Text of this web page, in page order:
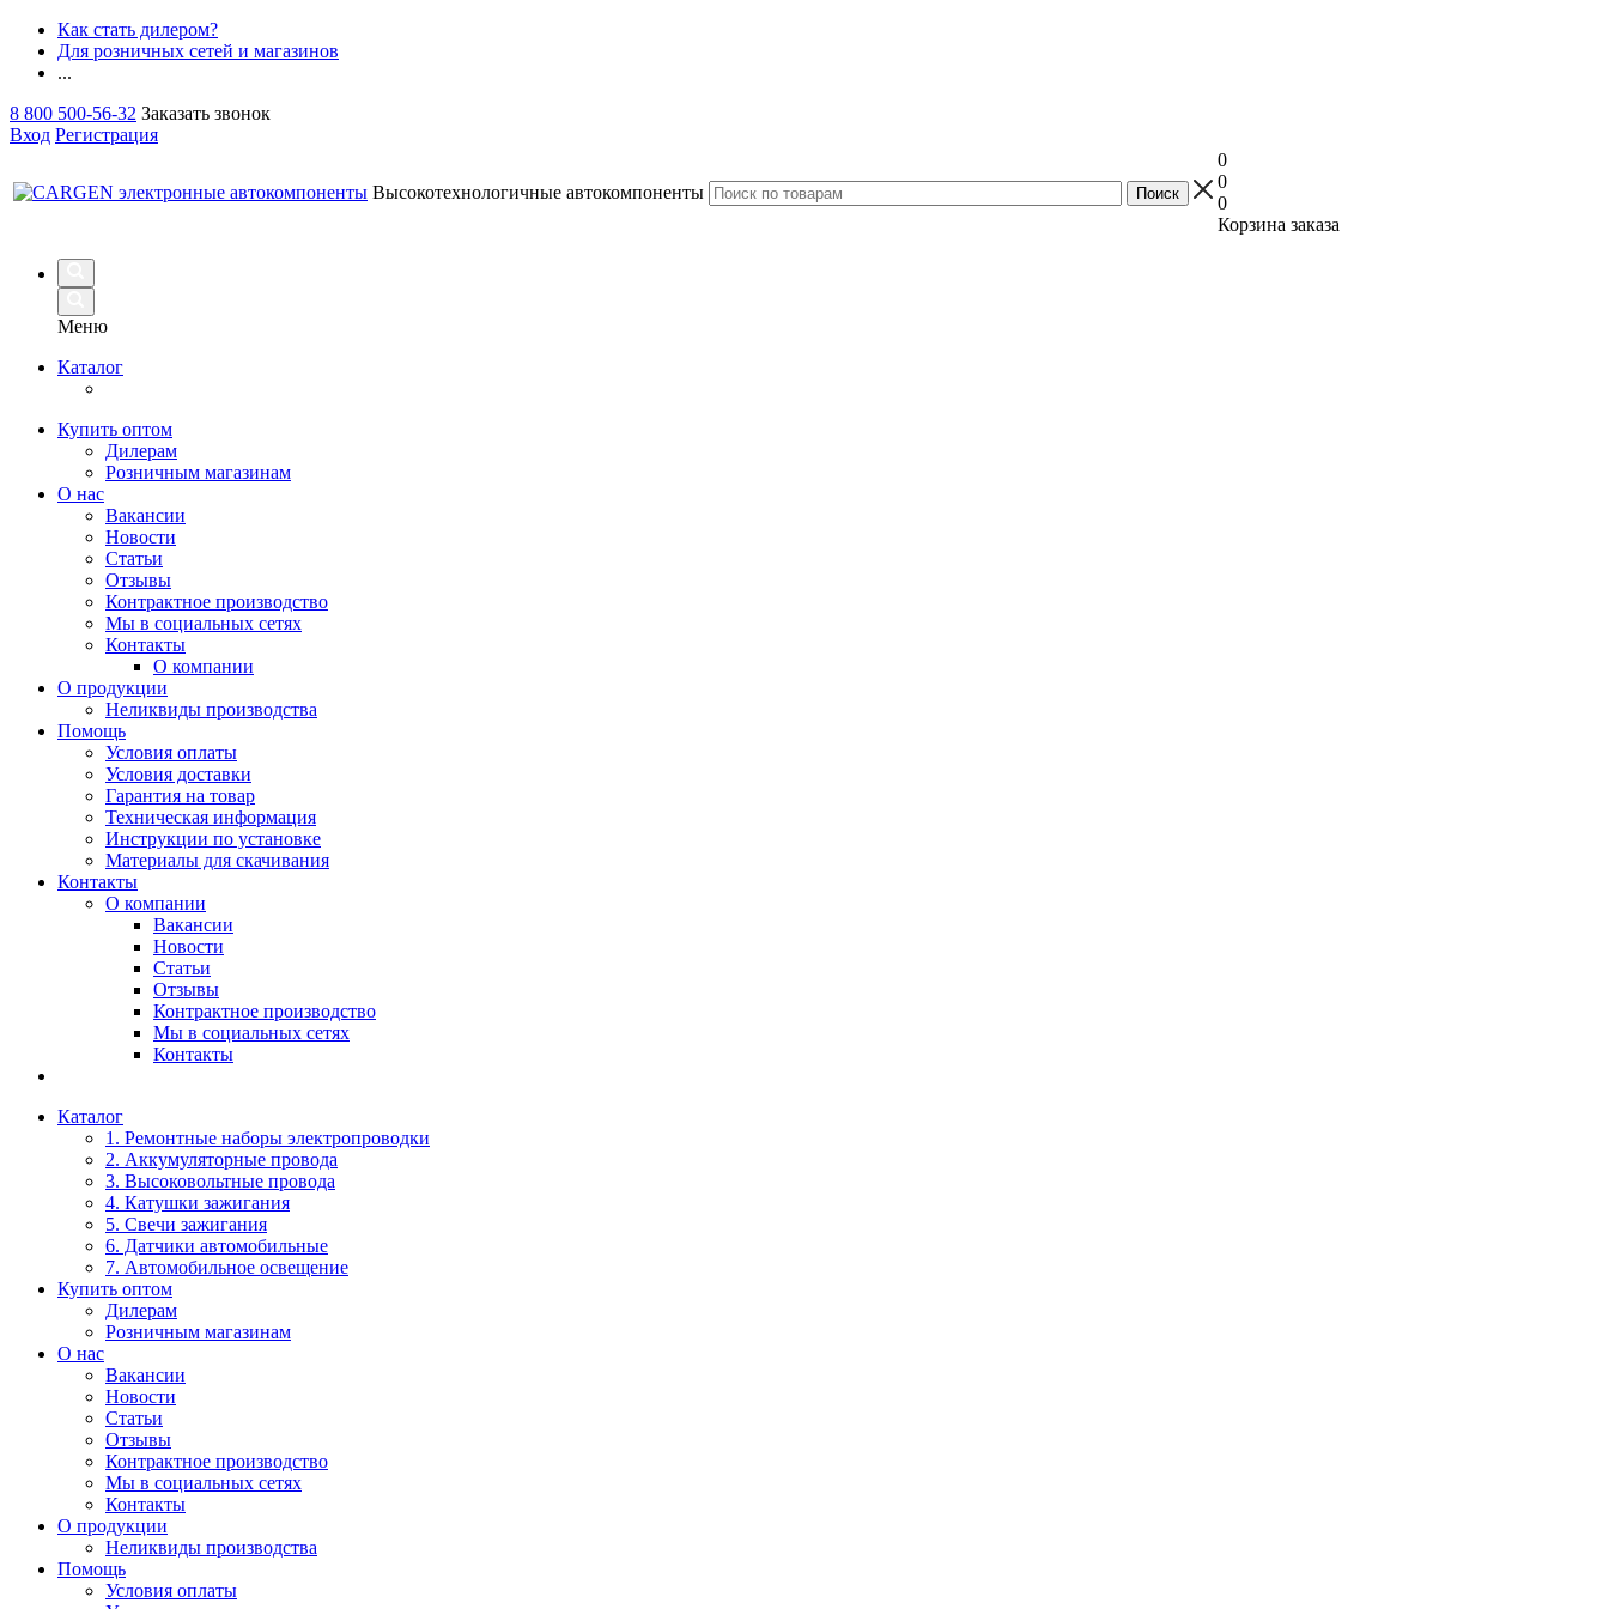
Как стать дилером?
Для розничных сетей и магазинов
...
8 800 500-56-32 Заказать звонок
Вход Регистрация
Высокотехнологичные автокомпоненты
0
0
0
Корзина заказа
Меню
Каталог
Купить оптом
Дилерам
Розничным магазинам
О нас
Вакансии
Новости
Статьи
Отзывы
Контрактное производство
Мы в социальных сетях
Контакты
О компании
О продукции
Неликвиды производства
Помощь
Условия оплаты
Условия доставки
Гарантия на товар
Техническая информация
Инструкции по установке
Материалы для скачивания
Контакты
О компании
Вакансии
Новости
Статьи
Отзывы
Контрактное производство
Мы в социальных сетях
Контакты
Каталог
1. Ремонтные наборы электропроводки
2. Аккумуляторные провода
3. Высоковольтные провода
4. Катушки зажигания
5. Свечи зажигания
6. Датчики автомобильные
7. Автомобильное освещение
Купить оптом
Дилерам
Розничным магазинам
О нас
Вакансии
Новости
Статьи
Отзывы
Контрактное производство
Мы в социальных сетях
Контакты
О продукции
Неликвиды производства
Помощь
Условия оплаты